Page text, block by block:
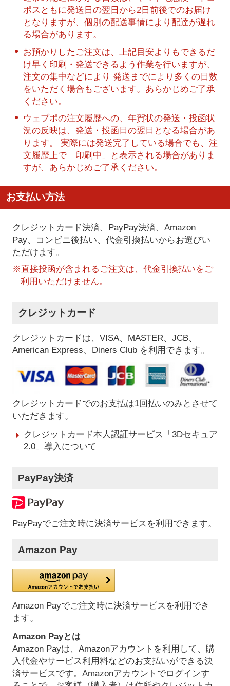
ポスともに発送日の翌日から2日前後でのお届け
となりますが、個別の配送事情により配達が遅れ
る場合があります。
お預かりしたご注文は、上記目安よりもできるだ
け早く印刷・発送できるよう作業を行いますが、
注文の集中などにより 発送までにより多くの日数
をいただく場合もございます。あらかじめご了承
ください。
ウェブポの注文履歴への、年賀状の発送・投函状
況の反映は、発送・投函日の翌日となる場合があ
ります。 実際には発送完了している場合でも、注
文履歴上で「印刷中」と表示される場合がありま
すが、あらかじめご了承ください。
お支払い方法
クレジットカード決済、PayPay決済、Amazon
Pay、コンビニ後払い、代金引換払いからお選びい
ただけます。
※直接投函が含まれるご注文は、代金引換払いをご
利用いただけません。
クレジットカード
クレジットカードは、VISA、MASTER、JCB、
American Express、Diners Club を利用できます。
クレジットカードでのお支払は1回払いのみとさせて
いただきます。
クレジットカード本人認証サービス「3Dセキュア
2.0」導入について
PayPay決済
PayPayでご注文時に決済サービスを利用できます。
Amazon Pay
Amazon Payでご注文時に決済サービスを利用でき
ます。
Amazon Payとは
Amazon Payは、Amazonアカウントを利用して、購
入代金やサービス利用料などのお支払いができる決
済サービスです。Amazonアカウントでログインす